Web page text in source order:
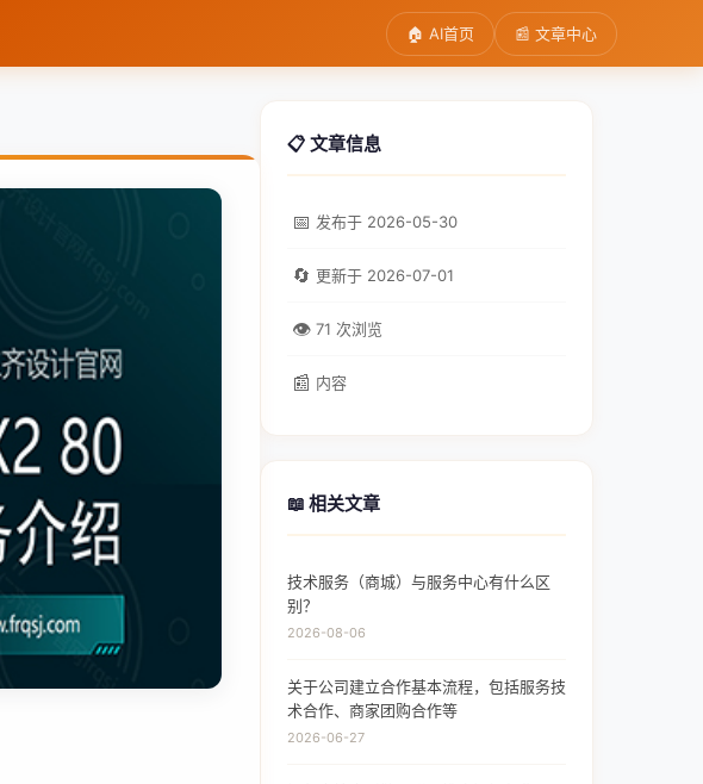
🏠 AI首页 📰 文章中心
📋 文章信息
📅 发布于 2026-05-30
🔄 更新于 2026-07-01
👁 71 次浏览
📰 内容
📖 相关文章
技术服务（商城）与服务中心有什么区
别？
2026-08-06
关于公司建立合作基本流程，包括服务技
术合作、商家团购合作等
2026-06-27